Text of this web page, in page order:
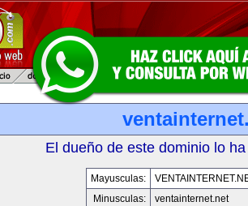
El dueño de este dominio lo
Mayusculas:
Minusculas:
ventainternet.net